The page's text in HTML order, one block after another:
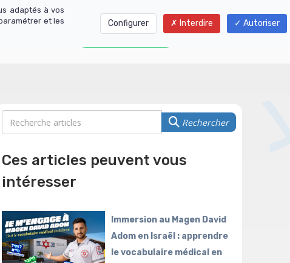
01 77 01 01 06
Rechercher
Ces articles peuvent vous
intéresser
Immersion au Magen David
Adom en Israël : apprendre
le vocabulaire médical en
adaptés à vos
et les
Configurer Interdire Autoriser